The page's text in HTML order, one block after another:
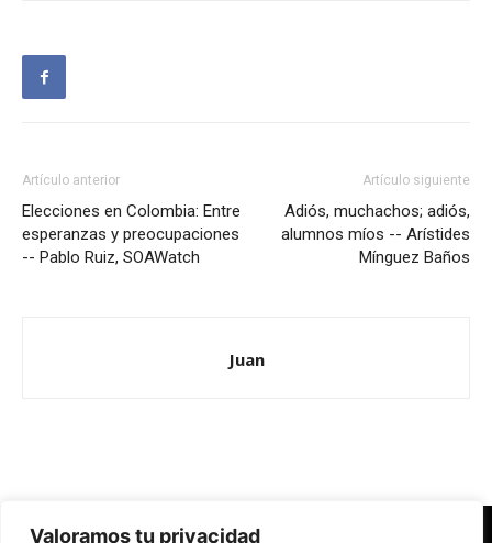
Valoramos tu privacidad
Artículo anterior
Elecciones en Colombia: Entre
esperanzas y preocupaciones
-- Pablo Ruiz, SOAWatch
Artículo siguiente
Adiós, muchachos; adiós,
alumnos míos -- Arístides
Mínguez Baños
Juan